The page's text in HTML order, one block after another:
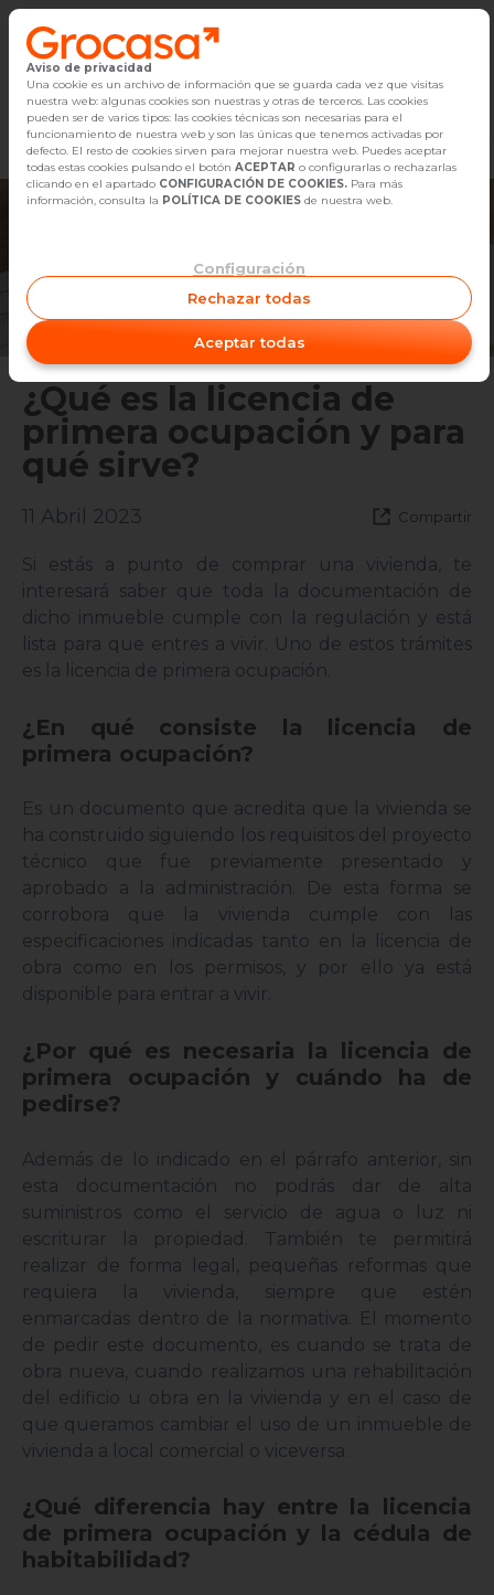
Vender
Buscar Inmuebles
Alquiler
Empleo
Oficinas
Contacto
Marketplace Empleo Diseño Reforma
¿Qué es la licencia de
primera ocupación y para
qué sirve?
11 Abril 2023 Compartir
Si estás a punto de comprar una vivienda, te
interesará saber que toda la documentación de
dicho inmueble cumple con la regulación y está
lista para que entres a vivir. Uno de estos trámites
es la licencia de primera ocupación.
¿En qué consiste la licencia de
primera ocupación?
Es un documento que acredita que la vivienda se
ha construido siguiendo los requisitos del proyecto
técnico que fue previamente presentado y
aprobado a la administración. De esta forma se
corrobora que la vivienda cumple con las
especificaciones indicadas tanto en la licencia de
obra como en los permisos, y por ello ya está
disponible para entrar a vivir.
¿Por qué es necesaria la licencia de
primera ocupación y cuándo ha de
pedirse?
Además de lo indicado en el párrafo anterior, sin
esta documentación no podrás dar de alta
suministros como el servicio de agua o luz ni
escriturar la propiedad. También te permitirá
realizar de forma legal, pequeñas reformas que
requiera la vivienda, siempre que estén
enmarcadas dentro de la normativa. El momento
de pedir este documento, es cuando se trata de
obra nueva, cuando realizamos una rehabilitación
del edificio u obra en la vivienda y en el caso de
que queramos cambiar el uso de un inmueble de
vivienda a local comercial o viceversa.
¿Qué diferencia hay entre la licencia
de primera ocupación y la cédula de
habitabilidad?
Aviso de privacidad
Una cookie es un archivo de información que se guarda cada vez que visitas
nuestra web: algunas cookies son nuestras y otras de terceros. Las cookies
pueden ser de varios tipos: las cookies técnicas son necesarias para el
funcionamiento de nuestra web y son las únicas que tenemos activadas por
defecto. El resto de cookies sirven para mejorar nuestra web. Puedes aceptar
todas estas cookies pulsando el botón ACEPTAR o configurarlas o rechazarlas
clicando en el apartado CONFIGURACIÓN DE COOKIES. Para más
información, consulta la POLÍTICA DE COOKIES de nuestra web.
Configuración
Rechazar todas
Aceptar todas